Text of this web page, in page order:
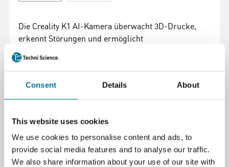
Consent Details About
This website uses cookies
We use cookies to personalise content and ads, to
provide social media features and to analyse our traffic.
We also share information about your use of our site with
Die Creality K1 AI-Kamera überwacht 3D-Drucke,
erkennt Störungen und ermöglicht
Echtzeitüberwachung sowie Time-Lapses. Vielseitig
bei 3D-Druckanwendungen.
40,22 € inkl. MwSt.